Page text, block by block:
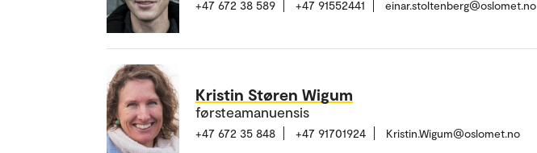
+47 672 38 589 +47 91552441 einar.stoltenberg@oslomet.no
Kristin Støren Wigum
førsteamanuensis
+47 672 35 848 +47 91701924 Kristin.Wigum@oslomet.no